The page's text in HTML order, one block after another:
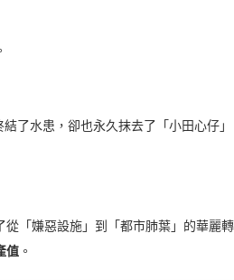
了水患，卻也永久抹去了「小田心仔」
「嫌惡設施」到「都市肺葉」的華麗轉
值 。